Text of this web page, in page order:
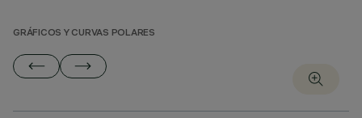
GRÁFICOS Y CURVAS POLARES